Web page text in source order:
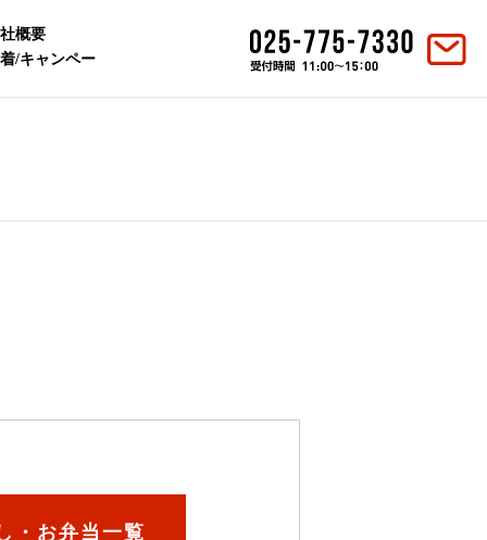
概要
/キャンペー
・お弁当一覧